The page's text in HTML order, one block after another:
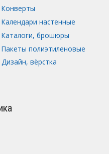
Конверты
Календари настенные
Каталоги, брошюры
Пакеты полиэтиленовые
Дизайн, вёрстка